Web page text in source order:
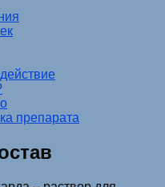
препарата